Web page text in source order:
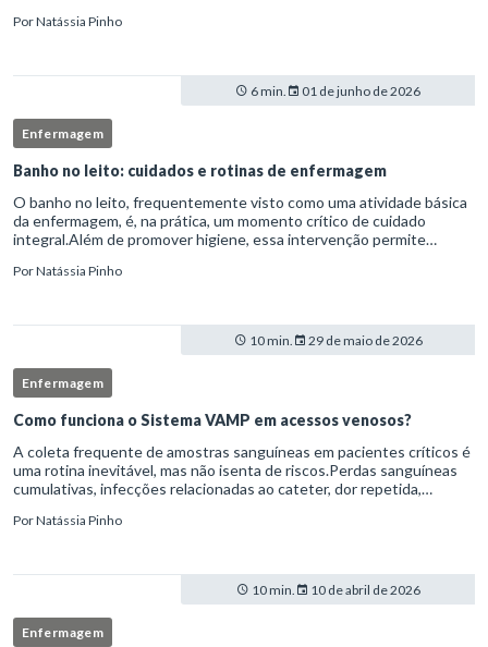
PorNatássia Pinho
6 min. 01 de junho de 2026
Enfermagem
Banho no leito: cuidados e rotinas de enfermagem
O banho no leito, frequentemente visto como uma atividade básica
da enfermagem, é, na prática, um momento crítico de cuidado
integral.Além de promover higiene, essa intervenção permite
PorNatássia Pinho
10 min. 29 de maio de 2026
Enfermagem
Como funciona o Sistema VAMP em acessos venosos?
A coleta frequente de amostras sanguíneas em pacientes críticos é
uma rotina inevitável, mas não isenta de riscos.Perdas sanguíneas
cumulativas, infecções relacionadas ao cateter, dor repetida,
PorNatássia Pinho
10 min. 10 de abril de 2026
Enfermagem